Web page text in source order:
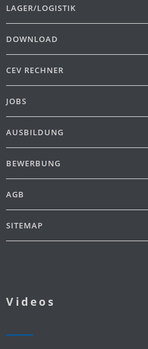
LAGER/LOGISTIK
DOWNLOAD
CEV RECHNER
JOBS
AUSBILDUNG
BEWERBUNG
AGB
SITEMAP
Videos